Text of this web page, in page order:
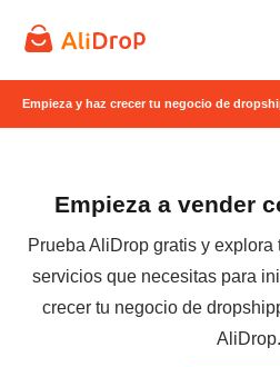
Empieza y haz crecer tu negocio de
Empieza a vender
Prueba AliDrop gratis y
servicios que necesitas para
crecer tu negocio de
AliDrop.